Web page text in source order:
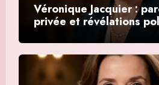
Véronique Jacquier :
privée et révélations